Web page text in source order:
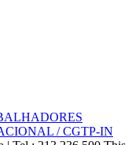
/ CGTP-IN